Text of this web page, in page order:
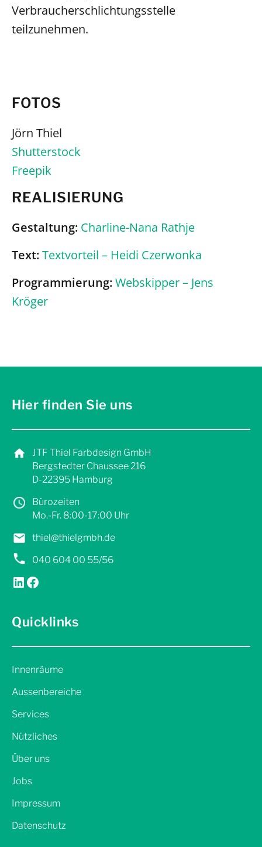
Verbraucherschlichtungsstelle
teilzunehmen.
FOTOS
Jörn Thiel
Shutterstock
Freepik
REALISIERUNG
Gestaltung: Charline-Nana Rathje
Text:Textvorteil – Heidi Czerwonka
Programmierung:Webskipper – Jens
Kröger
Hier finden Sie uns
JTF Thiel Farbdesign GmbH
Bergstedter Chaussee 216
D-22395 Hamburg
Bürozeiten
Mo.-Fr. 8:00-17:00 Uhr
thiel@thielgmbh.de
040 604 00 55/56
LinkedIn
Facebook
Quicklinks
Innenräume
Aussenbereiche
Services
Nützliches
Über uns
Jobs
Impressum
Datenschutz